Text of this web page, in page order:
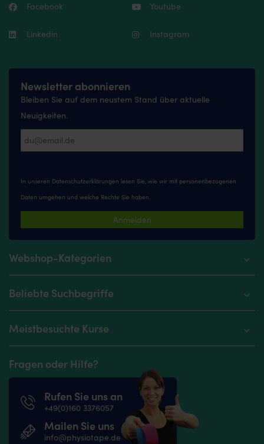
Facebook Youtube
Linkedin Instagram
Newsletter abonnieren
Bleiben Sie auf dem neustem Stand über aktuelle
Neuigkeiten.
In unseren Datenschutzerklärungen lesen Sie, wie wir mit personenbezogenen
Daten umgehen und welche Rechte Sie haben.
Anmelden
Webshop-Kategorien
Beliebte Suchbegriffe
Meistbesuchte Kurse
Fragen oder Hilfe?
Rufen Sie uns an
+49(0)160 3376057
Mailen Sie uns
info@physiotape.de